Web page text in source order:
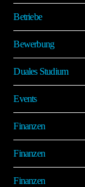
Betriebe
Bewerbung
Duales Studium
Events
Finanzen
Finanzen
Finanzen